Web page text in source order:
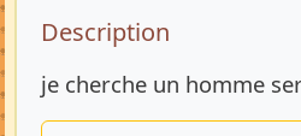
Description de
Description
je cherche un homme